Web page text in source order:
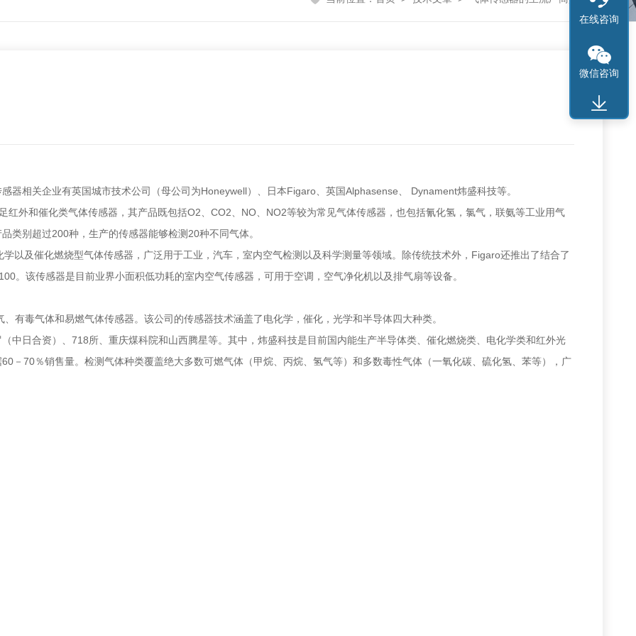
器相关企业有英国城市技术公司（母公司为Honeywell）、日本Figaro、英国Alphasense、 Dynament炜盛科技等。
红外和催化类气体传感器，其产品既包括O2、CO2、NO、NO2等较为常见气体传感器，也包括氰化氢，氯气，联氨等工业用气
类别超过200种，生产的传感器能够检测20种不同气体。
以及催化燃烧型气体传感器，广泛用于工业，汽车，室内空气检测以及科学测量等领域。除传统技术外，Figaro还推出了结合了
。该传感器是目前业界小面积低功耗的室内空气传感器，可用于空调，空气净化机以及排气扇等设备。
有毒气体和易燃气体传感器。该公司的传感器技术涵盖了电化学，催化，光学和半导体四大种类。
中日合资）、718所、重庆煤科院和山西腾星等。其中，炜盛科技是目前国内能生产半导体类、催化燃烧类、电化学类和红外光
－70％销售量。检测气体种类覆盖绝大多数可燃气体（甲烷、丙烷、氢气等）和多数毒性气体（一氧化碳、硫化氢、苯等），广
在线咨询
微信咨询